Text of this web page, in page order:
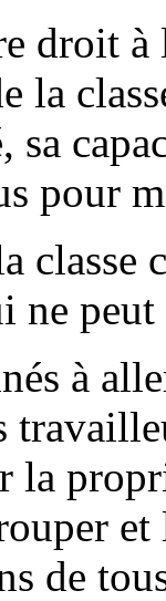
droit
la
sa
pour
classe
peut
à
la
de